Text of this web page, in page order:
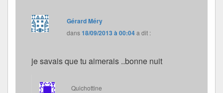
Gérard Méry
dans18/09/2013 à 00:04a dit :
je savais que tu aimerais ..bonne nuit
Quichottine